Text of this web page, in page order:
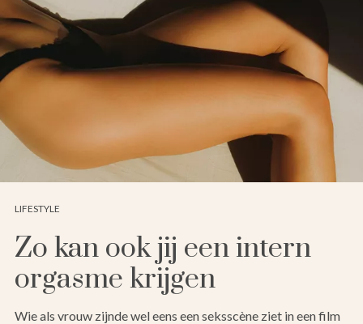
LIFESTYLE
Zo kan ook jij een intern
orgasme krijgen
Wie als vrouw zijnde wel eens een seksscène ziet in een film